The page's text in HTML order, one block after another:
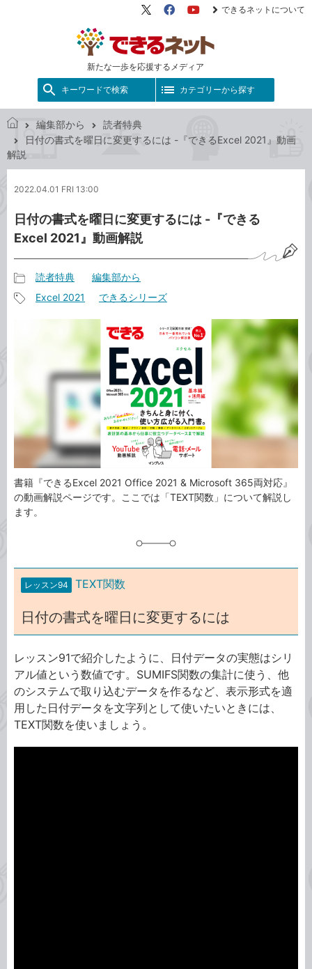
新たな一歩を応援するメディア
X（旧
FacebookYouTube
できるネットについて
キーワードで検索 カテゴリーから探す
で
き
ッ
編集部から
読者特典
日付の書式を曜日に変更するには -『できるExcel 2021』動画
解説
2022.04.01 FRI 13:00
日付の書式を曜日に変更するには -『できる
Excel 2021』動画解説
事
読者特典 編集部から
Excel 2021 できるシリーズ
書籍『できるExcel 2021 Office 2021 & Microsoft 365両対応』
の動画解説ページです。ここでは「TEXT関数」について解説し
ます。
レッスン94 TEXT関数
日付の書式を曜日に変更するには
レッスン91で紹介したように、日付データの実態はシリ
アル値という数値です。SUMIFS関数の集計に使う、他
のシステムで取り込むデータを作るなど、表示形式を適
用した日付データを文字列として使いたいときには、
TEXT関数を使いましょう。